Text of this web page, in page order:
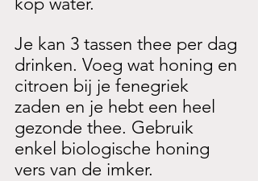
Je kan 3 tassen thee per dag
drinken. Voeg wat honing en
citroen bij je fenegriek
zaden en je hebt een heel
gezonde thee. Gebruik
enkel biologische honing
vers van de imker.